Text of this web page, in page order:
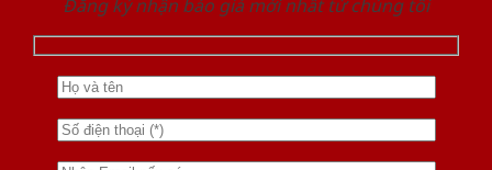
Đăng ký nhận báo giá mới nhất từ chúng tôi